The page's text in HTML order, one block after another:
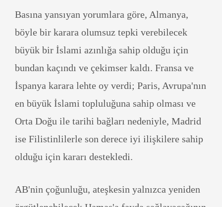
Basına yansıyan yorumlara göre, Almanya,
böyle bir karara olumsuz tepki verebilecek
büyük bir İslami azınlığa sahip olduğu için
bundan kaçındı ve çekimser kaldı. Fransa ve
İspanya karara lehte oy verdi; Paris, Avrupa'nın
en büyük İslami topluluğuna sahip olması ve
Orta Doğu ile tarihi bağları nedeniyle, Madrid
ise Filistinlilerle son derece iyi ilişkilere sahip
olduğu için kararı destekledi.
AB'nin çoğunluğu, ateşkesin yalnızca yeniden